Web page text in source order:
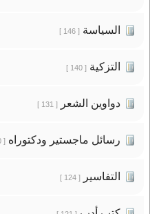
السياسة[ 146 ]
التزكية[ 140 ]
دواوين الشعر[ 131 ]
رسائل ماجستير ودكتوراه[ 130 ]
التفاسير[ 124 ]